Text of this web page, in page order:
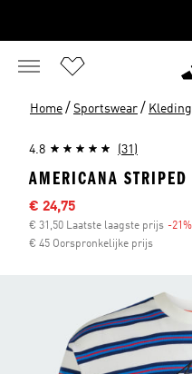
Home / Sportswear / Kleding
4.8 (31)
AMERICANA STRIPED
Sale price
€ 24,75
€ 31,50 Laatste laagste prijs -21%
€ 45 Oorspronkelijke prijs